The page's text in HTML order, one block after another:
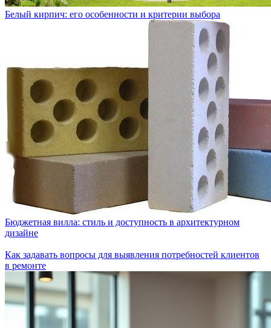
Белый кирпич: его особенности и критерии выбора
Бюджетная вилла: стиль и доступность в архитектурном
дизайне
Как задавать вопросы для выявления потребностей клиентов
в ремонте